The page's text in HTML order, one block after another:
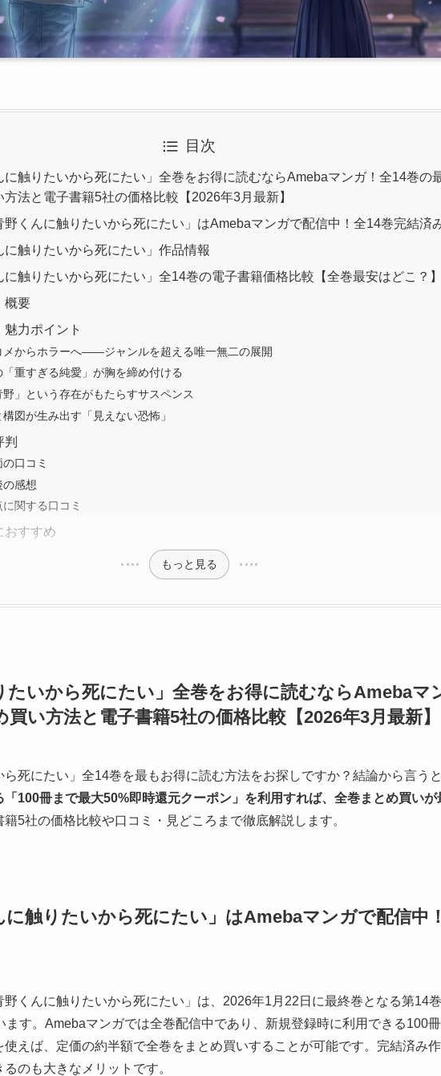
目次
に触りたいから死にたい」全巻をお得に読むならAmebaマンガ！全14巻の
方法と電子書籍5社の価格比較【2026年3月最新】
野くんに触りたいから死にたい」はAmebaマンガで配信中！全14巻完結済
に触りたいから死にたい」作品情報
に触りたいから死にたい」全14巻の電子書籍価格比較【全巻最安はどこ？】
概要
魅力ポイント
メからホラーへ——ジャンルを超える唯一無二の展開
「重すぎる純愛」が胸を締め付ける
野」という存在がもたらすサスペンス
図が生み出す「見えない恐怖」
判
口コミ
の感想
関する口コミ
おすすめ
もっと見る
たいから死にたい」全巻をお得に読むならAmebaマ
い方法と電子書籍5社の価格比較【2026年3月最新】
ら死にたい」全14巻を最もお得に読む方法をお探しですか？結論から言うと
「100冊まで最大50%即時還元クーポン」を利用すれば、全巻まとめ買いが
5社の価格比較や口コミ・見どころまで徹底解説します。
に触りたいから死にたい」はAmebaマンガで配信中
くんに触りたいから死にたい」は、2026年1月22日に最終巻となる第14
ます。Amebaマンガでは全巻配信中であり、新規登録時に利用できる100
えば、定価の約半額で全巻をまとめ買いすることが可能です。完結済み作
のも大きなメリットです。